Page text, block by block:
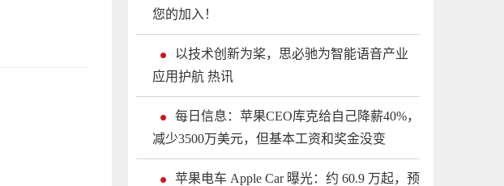
您的加入！
以技术创新为桨，思必驰为智能语音产业
应用护航 热讯
每日信息：苹果CEO库克给自己降薪40%，
减少3500万美元，但基本工资和奖金没变
苹果电车 Apple Car 曝光：约 60.9 万起，预